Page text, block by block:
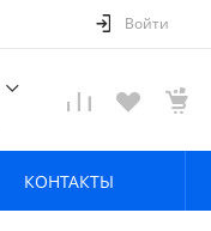
Войти
КОНТАКТЫ